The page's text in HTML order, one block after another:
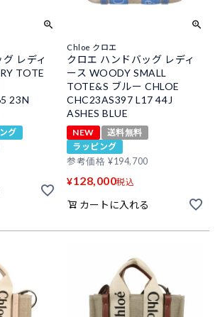
レディ
TOTE
23N
グ
Chloe クロエ
クロエ ハンドバッグ レディ
ース WOODY SMALL
TOTE&S ブルー CHLOE
CHC23AS397 L17 44J
ASHES BLUE
NEW
送料無料
ラッピング
参考価格 ¥194,700
¥128,000税込
カートに入れる